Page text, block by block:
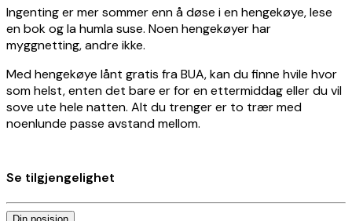
Ingenting er mer sommer enn å døse i en hengekøye, lese
en bok og la humla suse. Noen hengekøyer har
myggnetting, andre ikke.
Med hengekøye lånt gratis fra BUA, kan du finne hvile hvor
som helst, enten det bare er for en ettermiddag eller du vil
sove ute hele natten. Alt du trenger er to trær med
noenlunde passe avstand mellom.
Se tilgjengelighet